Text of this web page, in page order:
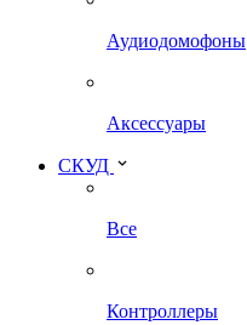
Аудиодомофоны
Аксессуары
СКУД
Все
Контроллеры